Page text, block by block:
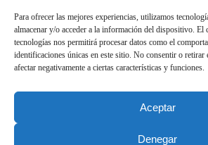
Para ofrecer las mejores experiencias, utilizamos
almacenar y/o acceder a la información del dispositivo. El
tecnologías nos permitirá procesar datos como el
identificaciones únicas en este sitio. No consentir o retirar
afectar negativamente a ciertas características y funciones.
Aceptar
Denegar